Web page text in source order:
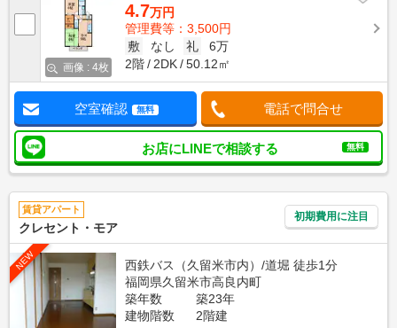
画像 : 4枚
4.7万円
管理費等：3,500円
敷
なし 礼
6万
2階
2DK 50.12㎡
空室確認 無料 電話で問合せ
お店にLINEで相談する 無料
賃貸アパート
クレセント・モア
初期費用に注目
NEW
西鉄バス（久留米市内）/道堀 徒歩1分
福岡県久留米市高良内町
築年数
築23年
建物階数
2階建